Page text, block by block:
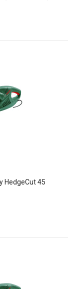
HedgeCut 45